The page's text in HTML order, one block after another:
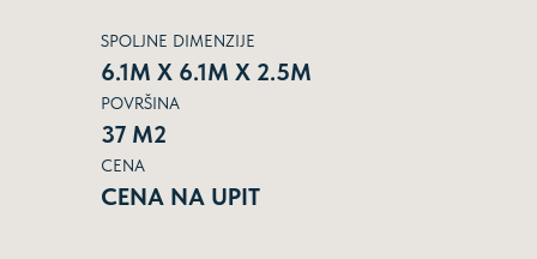
SPOLJNE DIMENZIJE
6.1М Х 6.1М Х 2.5М
POVRŠINA
37 М2
CENA
CENA NA UPIT